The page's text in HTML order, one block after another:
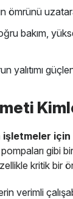
bakım,
yalıtımı
için
gibi
kritik bir
verimli